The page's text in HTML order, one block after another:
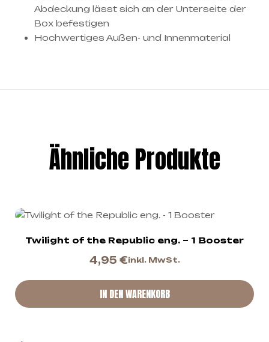
Abdeckung lässt sich an der Unterseite der
Box befestigen
Hochwertiges Außen- und Innenmaterial
Ähnliche Produkte
Twilight of the Republic eng. – 1 Booster
4,95 €inkl. MwSt.
IN DEN WARENKORB